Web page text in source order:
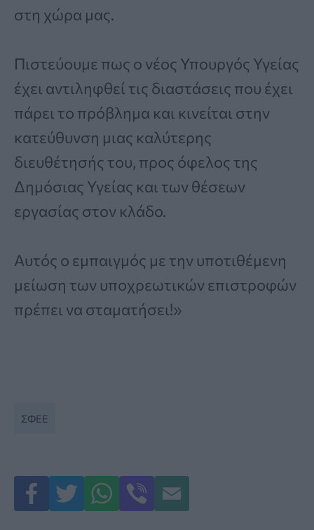
στη χώρα μας.
Πιστεύουμε πως ο νέος Υπουργός Υγείας
έχει αντιληφθεί τις διαστάσεις που έχει
πάρει το πρόβλημα και κινείται στην
κατεύθυνση μιας καλύτερης
διευθέτησής του, προς όφελος της
Δημόσιας Υγείας και των θέσεων
εργασίας στον κλάδο.
Αυτός ο εμπαιγμός με την υποτιθέμενη
μείωση των υποχρεωτικών επιστροφών
πρέπει να σταματήσει!»
ΣΦΕΕ